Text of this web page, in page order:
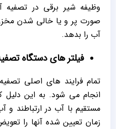
وظیفه شیر برقی در
صورت پر و یا خالی شدن
آب را بدهد.
فیلتر های دستگاه
تمام فرایند های اصلی
انجام می شود. به این دلیل
مستقیم با آب در ارتباطند و
زمان تعیین شده آنها را